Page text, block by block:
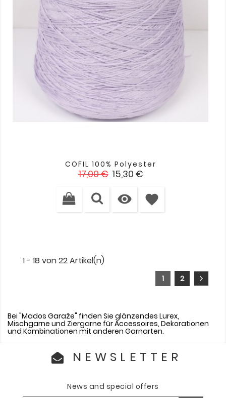
COFIL 100% Polyester
Verkaufspreis
17,00 € Preis
15,30 €
 favorite
1 - 18 von 22 Artikel(n)
1 2
Bei "Mados Garaže" finden Sie glänzendes Lurex,
Mischgarne und Ziergarne für Accessoires, Dekorationen
und Kombinationen mit anderen Garnarten.
NEWSLETTER
News and special offers